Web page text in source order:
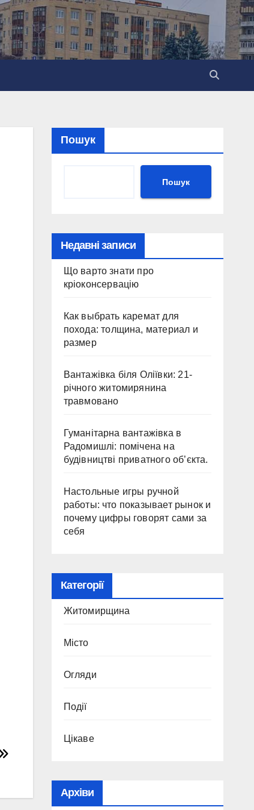
Пошук
Пошук
Недавні записи
Що варто знати про
кріоконсервацію
Как выбрать каремат для
похода: толщина, материал и
размер
Вантажівка біля Оліївки: 21-
річного житомирянина
травмовано
Гуманітарна вантажівка в
Радомишлі: помічена на
будівництві приватного об’єкта.
Настольные игры ручной
работы: что показывает рынок и
почему цифры говорят сами за
себя
Категорії
Житомирщина
Місто
Огляди
Події
Цікаве
Архіви